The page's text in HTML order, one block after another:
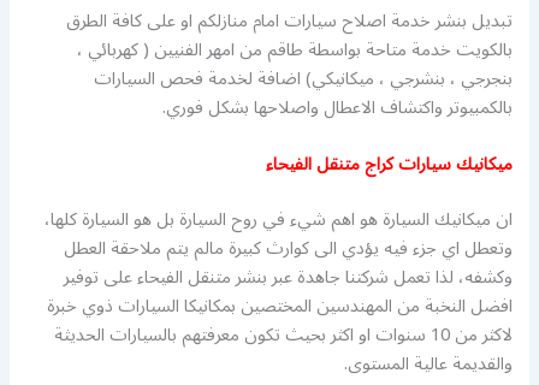
تبديل بنشر خدمة اصلاح سيارات امام منازلكم او على كافة الطرق
بالكويت خدمة متاحة بواسطة طاقم من امهر الفنيين ( كهربائي ،
بنجرجي ، بنشرجي ، ميكانيكي) اضافة لخدمة فحص السيارات
بالكمبيوتر واكتشاف الاعطال واصلاحها بشكل فوري.
ميكانيك سيارات كراج متنقل الفيحاء
ان ميكانيك السيارة هو اهم شيء في روح السيارة بل هو السيارة كلها،
وتعطل اي جزء فيه يؤدي الى كوارث كبيرة مالم يتم ملاحقة العطل
وكشفه، لذا تعمل شركتنا جاهدة عبر بنشر متنقل الفيحاء على توفير
افضل النخبة من المهندسين المختصين بمكانيكا السيارات ذوي خبرة
لاكثر من 10 سنوات او اكثر بحيث تكون معرفتهم بالسيارات الحديثة
والقديمة عالية المستوى.